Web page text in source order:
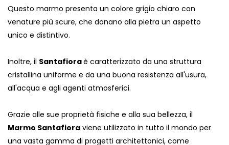
Questo marmo presenta un colore grigio chiaro con
venature più scure, che donano alla pietra un aspetto
unico e distintivo.
Inoltre, il Santafioraè caratterizzato da una struttura
cristallina uniforme e da una buona resistenza all'usura,
all'acqua e agli agenti atmosferici.
Grazie alle sue proprietà fisiche e alla sua bellezza, il
Marmo Santafiora viene utilizzato in tutto il mondo per
una vasta gamma di progetti architettonici, come